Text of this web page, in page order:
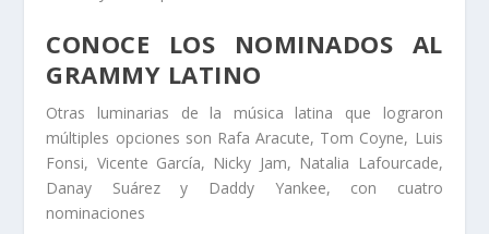
CONOCE LOS NOMINADOS AL
GRAMMY LATINO
Otras luminarias de la música latina que lograron
múltiples opciones son Rafa Aracute, Tom Coyne, Luis
Fonsi, Vicente García, Nicky Jam, Natalia Lafourcade,
Danay Suárez y Daddy Yankee, con cuatro
nominaciones